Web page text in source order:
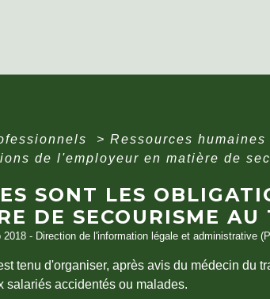
> Ressources humaines
de l'employeur en matière de
SONT LES
DE SECOURISME AU
- Direction de l'information légale et administrative
tenu d'organiser, après avis du médecin du
salariés accidentés ou malades.